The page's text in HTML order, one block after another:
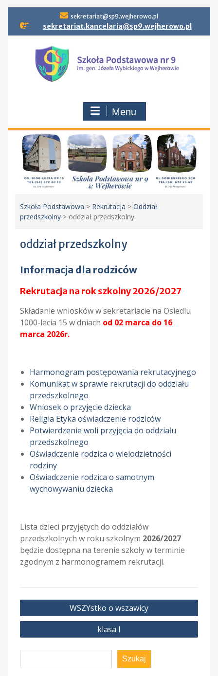
to
sekretariat@sp9.wejherowo.pl
sekretariat.kancelaria@sp9.wejherowo.pl
Menu
Szkoła Podstawowa > Rekrutacja > Oddział
przedszkolny> oddział przedszkolny
oddział przedszkolny
Informacja dla rodziców
Rekrutacja na rok szkolny 2026/2027
Składanie wniosków w sekretariacie na Osiedlu
1000-lecia 15 w dniach od 02 marca do 16
marca 2026r.
Harmonogram postępowania rekrutacyjnego
Komunikat w sprawie rekrutacji do oddziału
przedszkolnego
Wniosek o przyjęcie dziecka
Religia Etyka oświadczenie rodziców
Potwierdzenie woli przyjęcia do oddziału
przedszkolnego
Oświadczenie rodzica o wielodzietności
rodziny
Oświadczenie rodzica o samotnym
wychowywaniu dziecka
Lista dzieci przyjętych do oddziałów
przedszkolnych w roku szkolnym 2026/2027
będzie dostępna na terenie szkoły w terminie
zgodnym z harmonogramem rekrutacji.
Nawigacja
wpisu
WSZYstko o wszawicy
klasa I
Szukaj